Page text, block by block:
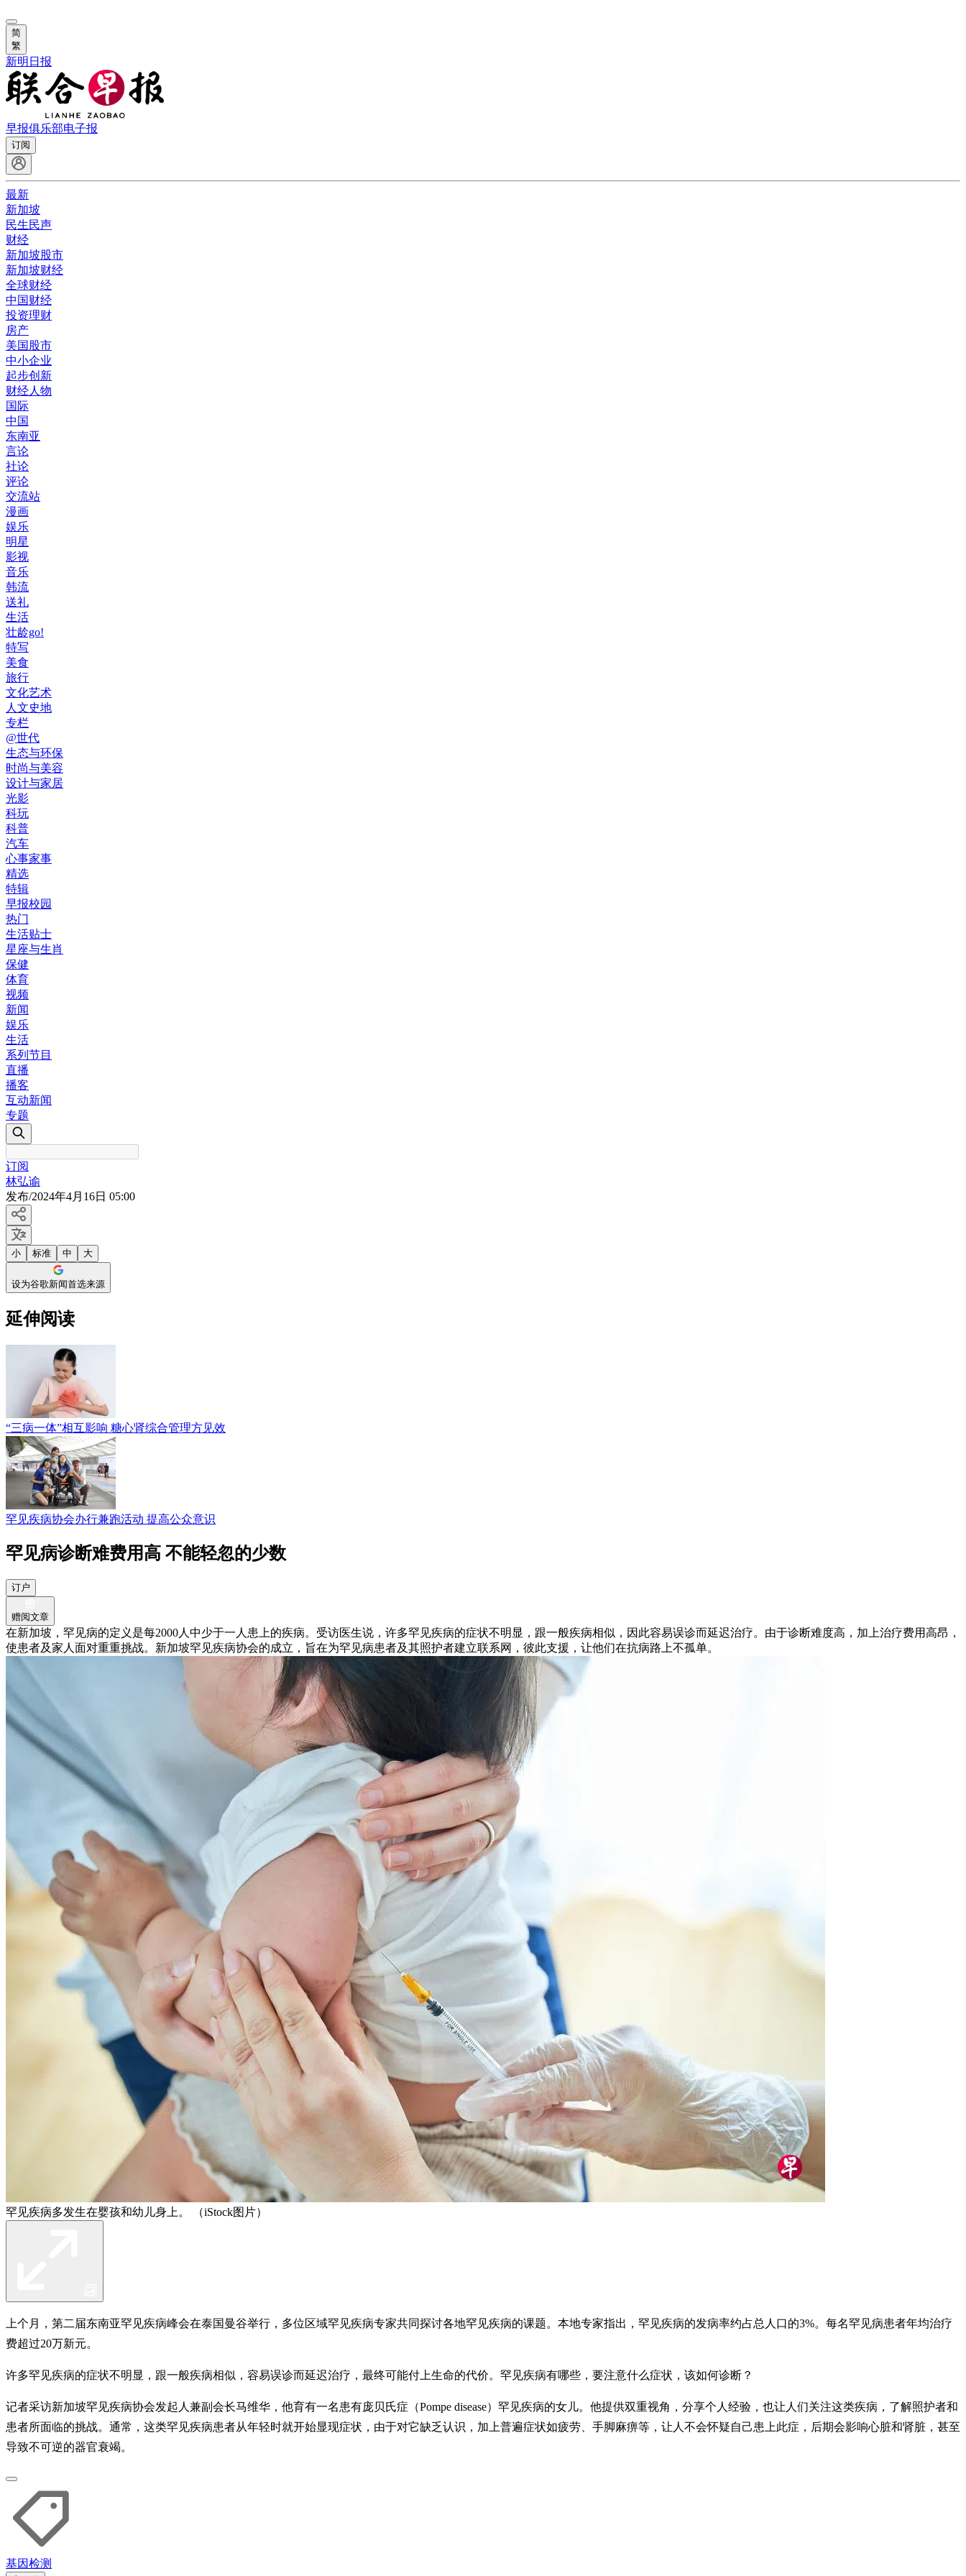
简
繁
新明日报
早报俱乐部电子报
订阅
最新
新加坡
民生民声
财经
新加坡股市
新加坡财经
全球财经
中国财经
投资理财
房产
美国股市
中小企业
起步创新
财经人物
国际
中国
东南亚
言论
社论
评论
交流站
漫画
娱乐
明星
影视
音乐
韩流
送礼
生活
壮龄go!
特写
美食
旅行
文化艺术
人文史地
专栏
@世代
生态与环保
时尚与美容
设计与家居
光影
科玩
科普
汽车
心事家事
精选
特辑
早报校园
热门
生活贴士
星座与生肖
保健
体育
视频
新闻
娱乐
生活
系列节目
直播
播客
互动新闻
专题
订阅
林弘谕
发布/2024年4月16日 05:00
小 标准 中 大
设为谷歌新闻首选来源
延伸阅读
“三病一体”相互影响 糖心肾综合管理方见效
罕见疾病协会办行兼跑活动 提高公众意识
罕见病诊断难费用高 不能轻忽的少数
订户
赠阅文章
在新加坡，罕见病的定义是每2000人中少于一人患上的疾病。受访医生说，许多罕见疾病的症状不明显，跟一般疾病相似，因此容易误诊而延迟治疗。由于诊断难度高，加上治疗费用高昂，
使患者及家人面对重重挑战。新加坡罕见疾病协会的成立，旨在为罕见病患者及其照护者建立联系网，彼此支援，让他们在抗病路上不孤单。
罕见疾病多发生在婴孩和幼儿身上。 （iStock图片）
上个月，第二届东南亚罕见疾病峰会在泰国曼谷举行，多位区域罕见疾病专家共同探讨各地罕见疾病的课题。本地专家指出，罕见疾病的发病率约占总人口的3%。每名罕见病患者年均治疗
费超过20万新元。
许多罕见疾病的症状不明显，跟一般疾病相似，容易误诊而延迟治疗，最终可能付上生命的代价。罕见疾病有哪些，要注意什么症状，该如何诊断？
记者采访新加坡罕见疾病协会发起人兼副会长马维华，他育有一名患有庞贝氏症（Pompe disease）罕见疾病的女儿。他提供双重视角，分享个人经验，也让人们关注这类疾病，了解照护者和
患者所面临的挑战。通常，这类罕见疾病患者从年轻时就开始显现症状，由于对它缺乏认识，加上普遍症状如疲劳、手脚麻痹等，让人不会怀疑自己患上此症，后期会影响心脏和肾脏，甚至
导致不可逆的器官衰竭。
基因检测